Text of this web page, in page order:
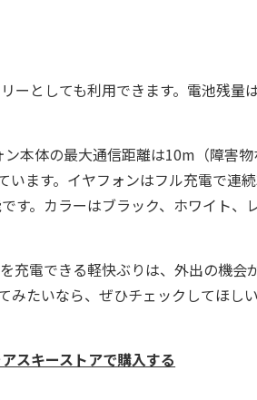
ーとしても利用できます。電池残量
本体の最大通信距離は10m（障害物
います。イヤフォンはフル充電で連
す。カラーはブラック、ホワイト、
充電できる軽快ぶりは、外出の機会
みたいなら、ぜひチェックしてほし
スキーストアで購入する